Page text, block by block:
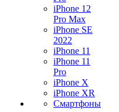
iPhone 12
Pro Max
iPhone SE
2022
iPhone 11
iPhone 11
Pro
iPhone X
iPhone XR
Смартфоны